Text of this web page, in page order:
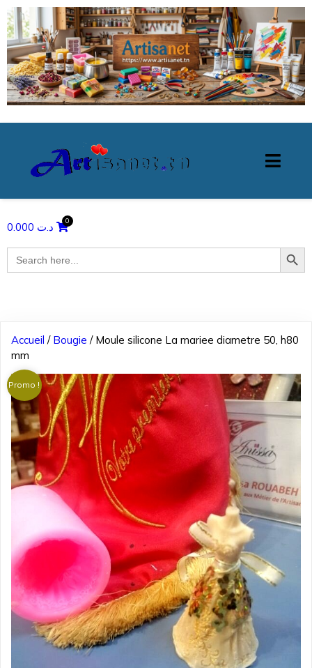
د.ت
Search
for:
Search Button
Accueil / Bougie / Moule silicone La mariee diametre 50, h80
mm
Promo !